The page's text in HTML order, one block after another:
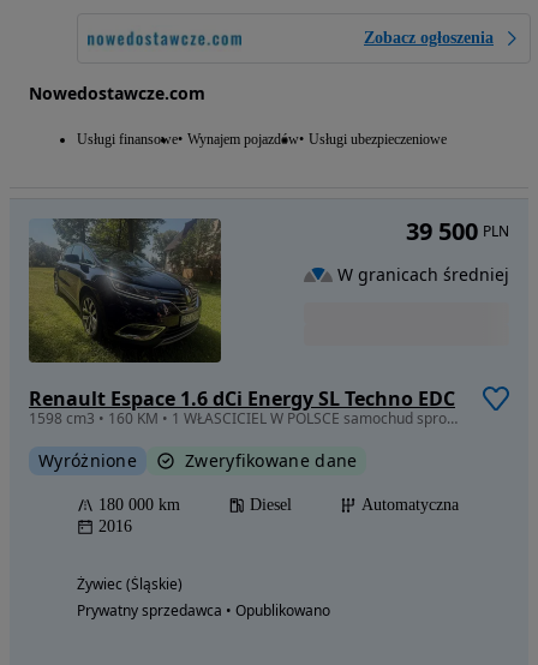
Zobacz ogłoszenia
Nowedostawcze.com
Usługi finansowe Wynajem pojazdów Usługi ubezpieczeniowe
Renault Espace 1.6 dCi Energy SL Techno EDC
1598 cm3 • 160 KM • 1 WŁASCICIEL W POLSCE samochud sprowadzny 09.2020
Wyróżnione Zweryfikowane dane
180 000 km Diesel
Automatyczna
2016
Żywiec (Śląskie)
Prywatny sprzedawca • Opublikowano
39 500 PLN
W granicach średniej